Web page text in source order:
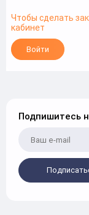
Чтобы сделать
кабинет
Войти
Подпишитесь